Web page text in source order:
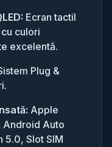
Ecran tactil
culori
excelentă.
Plug &
Apple
Android Auto
5.0, Slot SIM